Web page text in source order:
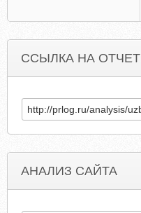
ССЫЛКА НА ОТЧЕТ
АНАЛИЗ САЙТА